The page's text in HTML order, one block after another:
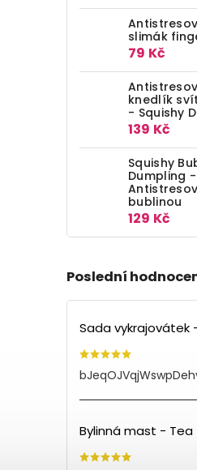
slimák
79 Kč
knedlík
- Squishy
139 Kč
Squishy
Dumpling -
bublinou
129 Kč
Poslední